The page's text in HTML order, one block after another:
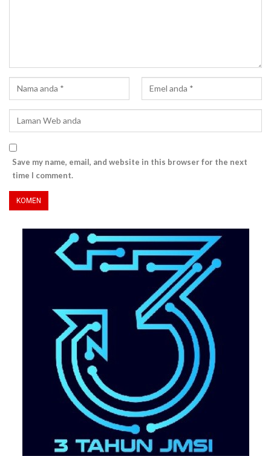
Save my name, email, and website in this browser for the next
time I comment.